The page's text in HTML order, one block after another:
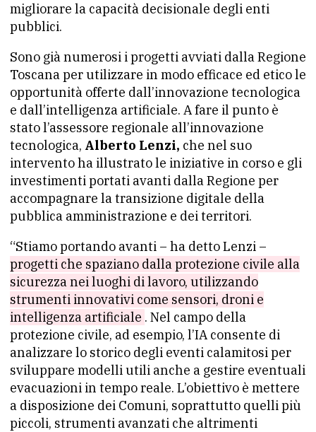
migliorare la capacità decisionale degli enti
pubblici.
Sono già numerosi i progetti avviati dalla Regione
Toscana per utilizzare in modo efficace ed etico le
opportunità offerte dall’innovazione tecnologica
e dall’intelligenza artificiale. A fare il punto è
stato l’assessore regionale all’innovazione
tecnologica, Alberto Lenzi, che nel suo
intervento ha illustrato le iniziative in corso e gli
investimenti portati avanti dalla Regione per
accompagnare la transizione digitale della
pubblica amministrazione e dei territori.
“Stiamo portando avanti – ha detto Lenzi –
progetti che spaziano dalla protezione civile alla
sicurezza nei luoghi di lavoro, utilizzando
strumenti innovativi come sensori, droni e
intelligenza artificiale . Nel campo della
protezione civile, ad esempio, l’IA consente di
analizzare lo storico degli eventi calamitosi per
sviluppare modelli utili anche a gestire eventuali
evacuazioni in tempo reale. L’obiettivo è mettere
a disposizione dei Comuni, soprattutto quelli più
piccoli, strumenti avanzati che altrimenti